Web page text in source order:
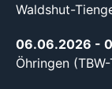
Waldshut-
06.06.2026 -
Öhringen